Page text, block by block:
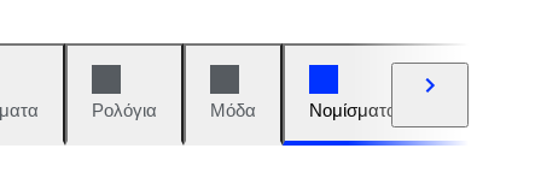
Ρολόγια Μόδα Νομίσματα και